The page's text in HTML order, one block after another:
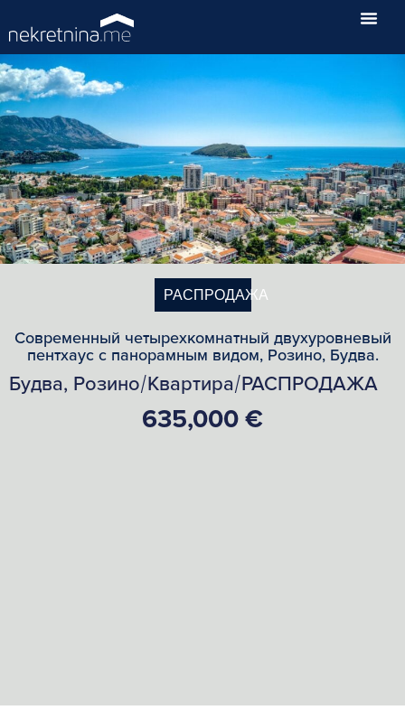
РАСПРОДАЖА
Современный четырехкомнатный двухуровневый
пентхаус с панорамным видом, Розино, Будва.
Будва, Розино/Квартира/РАСПРОДАЖА
635,000 €